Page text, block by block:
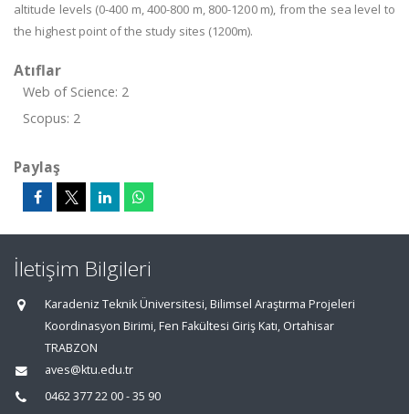
altitude levels (0-400 m, 400-800 m, 800-1200 m), from the sea level to
the highest point of the study sites (1200m).
Atıflar
Web of Science: 2
Scopus: 2
Paylaş
İletişim Bilgileri
Karadeniz Teknik Üniversitesi, Bilimsel Araştırma Projeleri
Koordinasyon Birimi, Fen Fakültesi Giriş Katı, Ortahisar
TRABZON
aves@ktu.edu.tr
0462 377 22 00 - 35 90